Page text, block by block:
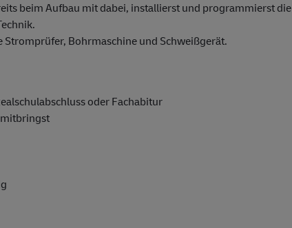
beim Aufbau mit dabei, installierst und programmierst die
Stromprüfer, Bohrmaschine und Schweißgerät.
oder Fachabitur